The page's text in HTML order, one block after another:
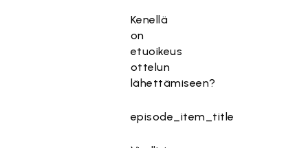
Kenellä
on
etuoikeus
ottelun
lähettämiseen?
episode_item_title